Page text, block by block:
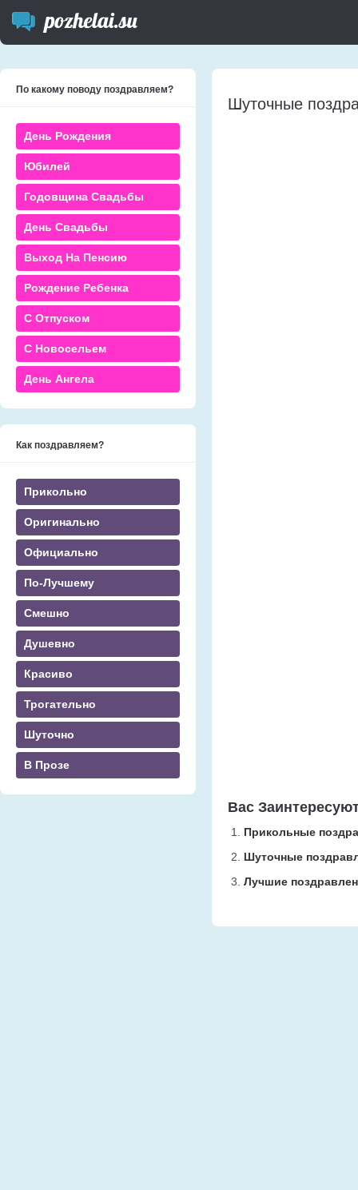
По какому поводу поздравляем?
День Рождения
Юбилей
Годовщина Свадьбы
День Свадьбы
Выход На Пенсию
Рождение Ребенка
С Отпуском
С Новосельем
День Ангела
Как поздравляем?
Прикольно
Оригинально
Официально
По-Лучшему
Смешно
Душевно
Красиво
Трогательно
Шуточно
В Прозе
Шуточные
Вас
Прикольные
Шуточные
Лучшие